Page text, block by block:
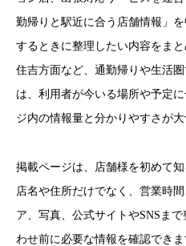
勤帰りと駅近に合う店舗情報」
するときに整理したい内容をま
住吉方面など、通勤帰りや生活
は、利用者が今いる場所や予定
ジ内の情報量と分かりやすさが大
掲載ページは、店舗様を初めて
店名や住所だけでなく、営業時
ア、写真、公式サイトやSNSま
わせ前に必要な情報を確認できま